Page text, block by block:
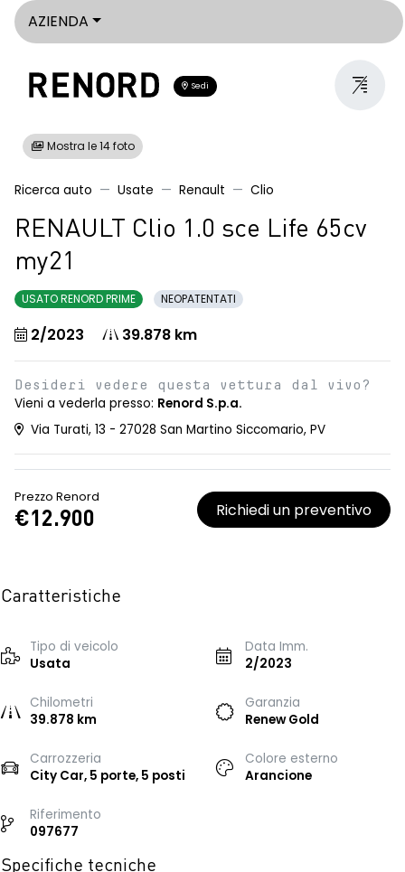
AZIENDA
Sedi
Mostra le 14 foto
Ricerca auto Usate Renault Clio
RENAULT Clio 1.0 sce Life 65cv
my21
USATO RENORD PRIME NEOPATENTATI
2/2023 39.878 km
Desideri vedere questa vettura dal vivo?
Vieni a vederla presso: Renord S.p.a.
Via Turati, 13 - 27028 San Martino Siccomario, PV
Prezzo Renord
€12.900 Richiedi un preventivo
Caratteristiche
Tipo di veicolo
Usata
Data Imm.
2/2023
Chilometri
39.878 km
Garanzia
Renew Gold
Carrozzeria
City Car, 5 porte, 5 posti
Colore esterno
Arancione
Riferimento
097677
Specifiche tecniche